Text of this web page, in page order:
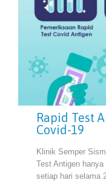
Rapid Test
Covid-19
Klinik Semper
Test Antigen
setiap hari selama